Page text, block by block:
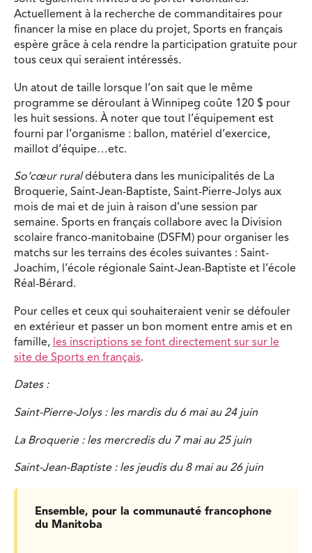
Actuellement à la recherche de commanditaires pour
financer la mise en place du projet, Sports en français
espère grâce à cela rendre la participation gratuite pour
tous ceux qui seraient intéressés.
Un atout de taille lorsque l’on sait que le même
programme se déroulant à Winnipeg coûte 120 $ pour
les huit sessions. À noter que tout l’équipement est
fourni par l’organisme : ballon, matériel d’exercice,
maillot d’équipe…etc.
So’cœur ruraldébutera dans les municipalités de La
Broquerie, Saint-Jean-Baptiste, Saint-Pierre-Jolys aux
mois de mai et de juin à raison d’une session par
semaine. Sports en français collabore avec la Division
scolaire franco-manitobaine (DSFM) pour organiser les
matchs sur les terrains des écoles suivantes : Saint-
Joachim, l’école régionale Saint-Jean-Baptiste et l’école
Réal-Bérard.
Pour celles et ceux qui souhaiteraient venir se défouler
en extérieur et passer un bon moment entre amis et en
famille, les inscriptions se font directement sur sur le
site de Sports en français.
Dates :
Saint-Pierre-Jolys : les mardis du 6 mai au 24 juin
La Broquerie : les mercredis du 7 mai au 25 juin
Saint-Jean-Baptiste : les jeudis du 8 mai au 26 juin
Ensemble, pour la communauté francophone
du Manitoba